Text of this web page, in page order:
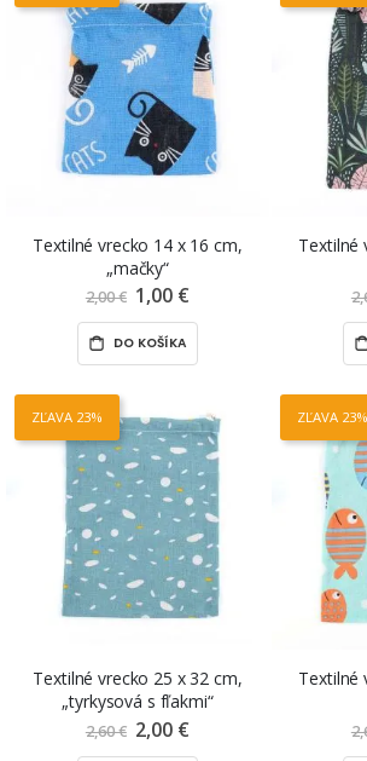
Textilné vrecko 14 x 16 cm,
„mačky“
2,00 € Znížená
cena
1,00 €
DO KOŠÍKA
Textilné
ZĽAVA 23%
Textilné vrecko 25 x 32 cm,
„tyrkysová s fľakmi“
2,60 € Znížená
cena
2,00 €
ZĽAVA 23%
Textilné